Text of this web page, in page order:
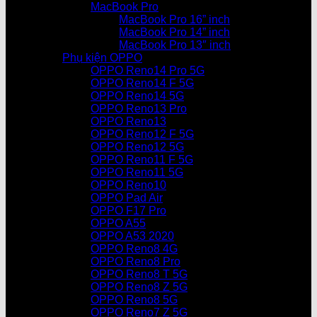
MacBook Pro
MacBook Pro 16” inch
MacBook Pro 14” inch
MacBook Pro 13″ inch
Phụ kiện OPPO
OPPO Reno14 Pro 5G
OPPO Reno14 F 5G
OPPO Reno14 5G
OPPO Reno13 Pro
OPPO Reno13
OPPO Reno12 F 5G
OPPO Reno12 5G
OPPO Reno11 F 5G
OPPO Reno11 5G
OPPO Reno10
OPPO Pad Air
OPPO F17 Pro
OPPO A55
OPPO A53 2020
OPPO Reno8 4G
OPPO Reno8 Pro
OPPO Reno8 T 5G
OPPO Reno8 Z 5G
OPPO Reno8 5G
OPPO Reno7 Z 5G